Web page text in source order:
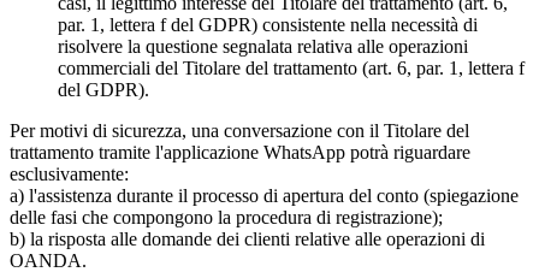
par. 1, lettera f del GDPR) consistente nella necessità di
risolvere la questione segnalata relativa alle operazioni
commerciali del Titolare del trattamento (art. 6, par. 1, lettera f
del GDPR).
Per motivi di sicurezza, una conversazione con il Titolare del
trattamento tramite l'applicazione WhatsApp potrà riguardare
esclusivamente:
a) l'assistenza durante il processo di apertura del conto (spiegazione
delle fasi che compongono la procedura di registrazione);
b) la risposta alle domande dei clienti relative alle operazioni di
OANDA.